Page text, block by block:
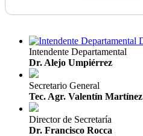
Intendente Departamental
Dr. Alejo Umpiérrez
Secretario General
Tec. Agr. Valentín Martínez
Director de Secretaría
Dr. Francisco Rocca